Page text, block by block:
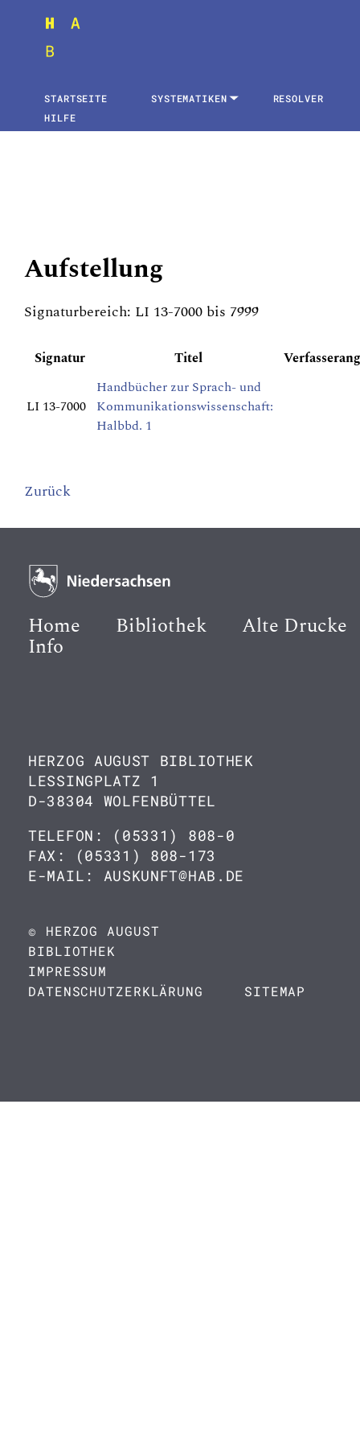
STARTSEITE SYSTEMATIKEN
RESOLVER
HILFE
Aufstellung
Signaturbereich: LI 13-7000 bis 7999
Signatur Titel
LI 13-7000
Handbücher zur Sprach- und
Kommunikationswissenschaft:
Halbbd. 1
Zurück
Home Bibliothek Alte Drucke
Info
HERZOG AUGUST BIBLIOTHEK
LESSINGPLATZ 1
D-38304 WOLFENBÜTTEL
TELEFON: (05331) 808-0
FAX: (05331) 808-173
E-MAIL: AUSKUNFT@HAB.DE
© HERZOG AUGUST
BIBLIOTHEK
IMPRESSUM
DATENSCHUTZERKLÄRUNG
SITEMAP